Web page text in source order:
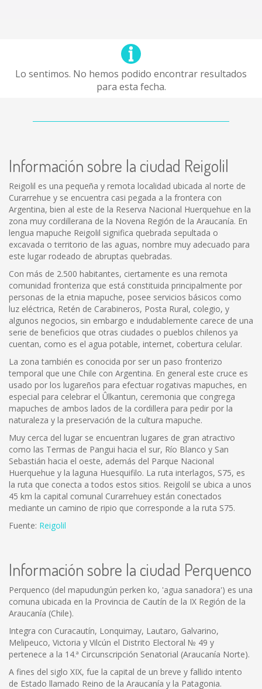
Lo sentimos. No hemos podido encontrar resultados
para esta fecha.
Información sobre la ciudad Reigolil
Reigolil es una pequeña y remota localidad ubicada al norte de
Curarrehue y se encuentra casi pegada a la frontera con
Argentina, bien al este de la Reserva Nacional Huerquehue en la
zona muy cordillerana de la Novena Región de la Araucanía. En
lengua mapuche Reigolil significa quebrada sepultada o
excavada o territorio de las aguas, nombre muy adecuado para
este lugar rodeado de abruptas quebradas.
Con más de 2.500 habitantes, ciertamente es una remota
comunidad fronteriza que está constituida principalmente por
personas de la etnia mapuche, posee servicios básicos como
luz eléctrica, Retén de Carabineros, Posta Rural, colegio, y
algunos negocios, sin embargo e indudablemente carece de una
serie de beneficios que otras ciudades o pueblos chilenos ya
cuentan, como es el agua potable, internet, cobertura celular.
La zona también es conocida por ser un paso fronterizo
temporal que une Chile con Argentina. En general este cruce es
usado por los lugareños para efectuar rogativas mapuches, en
especial para celebrar el Ûlkantun, ceremonia que congrega
mapuches de ambos lados de la cordillera para pedir por la
naturaleza y la preservación de la cultura mapuche.
Muy cerca del lugar se encuentran lugares de gran atractivo
como las Termas de Pangui hacia el sur, Río Blanco y San
Sebastián hacia el oeste, además del Parque Nacional
Huerquehue y la laguna Huesquifilo. La ruta interlagos, S75, es
la ruta que conecta a todos estos sitios. Reigolil se ubica a unos
45 km la capital comunal Curarrehuey están conectados
mediante un camino de ripio que corresponde a la ruta S75.
Fuente: Reigolil
Información sobre la ciudad Perquenco
Perquenco (del mapudungún perken ko, 'agua sanadora') es una
comuna ubicada en la Provincia de Cautín de la IX Región de la
Araucanía (Chile).
Integra con Curacautín, Lonquimay, Lautaro, Galvarino,
Melipeuco, Victoria y Vilcún el Distrito Electoral № 49 y
pertenece a la 14.ª Circunscripción Senatorial (Araucanía Norte).
A fines del siglo XIX, fue la capital de un breve y fallido intento
de Estado llamado Reino de la Araucanía y la Patagonia.